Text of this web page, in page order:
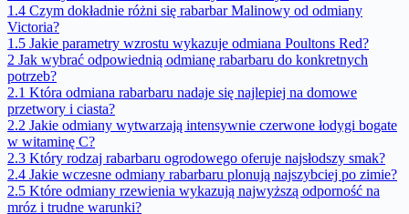
1.4 Czym dokładnie różni się rabarbar Malinowy od odmiany
Victoria?
1.5 Jakie parametry wzrostu wykazuje odmiana Poultons Red?
2 Jak wybrać odpowiednią odmianę rabarbaru do konkretnych
potrzeb?
2.1 Która odmiana rabarbaru nadaje się najlepiej na domowe
przetwory i ciasta?
2.2 Jakie odmiany wytwarzają intensywnie czerwone łodygi bogate
w witaminę C?
2.3 Który rodzaj rabarbaru ogrodowego oferuje najsłodszy smak?
2.4 Jakie wczesne odmiany rabarbaru plonują najszybciej po zimie?
2.5 Które odmiany rzewienia wykazują najwyższą odporność na
mróz i trudne warunki?